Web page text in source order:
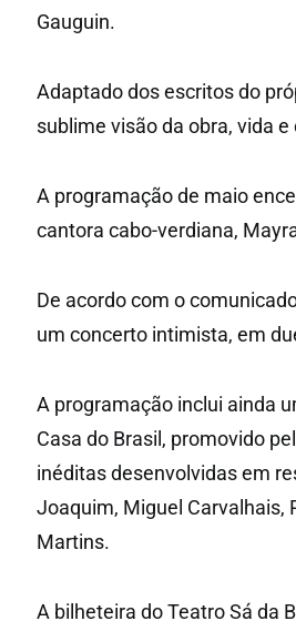
Gauguin.
Adaptado dos escritos do
sublime visão da obra, vida
A programação de maio
cantora cabo-verdiana,
De acordo com o
um concerto intimista, em
A programação inclui ainda
Casa do Brasil, promovido
inéditas desenvolvidas em
Joaquim, Miguel Carvalhais,
Martins.
A bilheteira do Teatro Sá da